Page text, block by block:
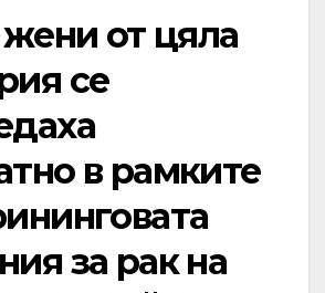
жени от цяла
се
в рамките
за рак на